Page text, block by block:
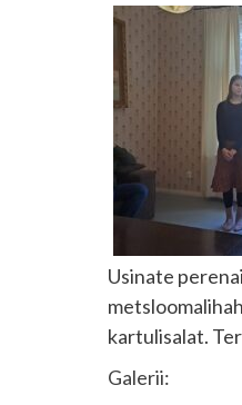
Usinate
kartulisalat.
Galerii: